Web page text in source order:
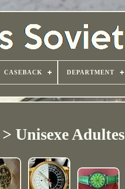
CASEBACK DEPARTMENT
Unisexe Adultes